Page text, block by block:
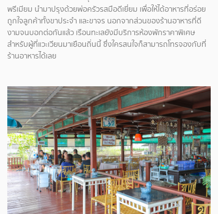
พรีเมียม นำมาปรุงด้วยพ่อครัวรสมือดีเยี่ยม เพื่อให้ได้อาหารที่อร่อย
ถูกใจลูกค้าทั้งขาประจำ และขาจร นอกจากส่วนของร้านอาหารที่ดี
งามจนบอกต่อกันแล้ว เรือนทะเลยังมีบริการห้องพักราคาพิเศษ
สำหรับผู้ที่แวะเวียนมาเยือนถิ่นนี้ ซึ่งใครสนใจก็สามารถโทรจองกับที่
ร้านอาหารได้เลย